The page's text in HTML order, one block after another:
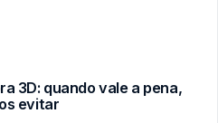
3D: quando vale a pena,
evitar